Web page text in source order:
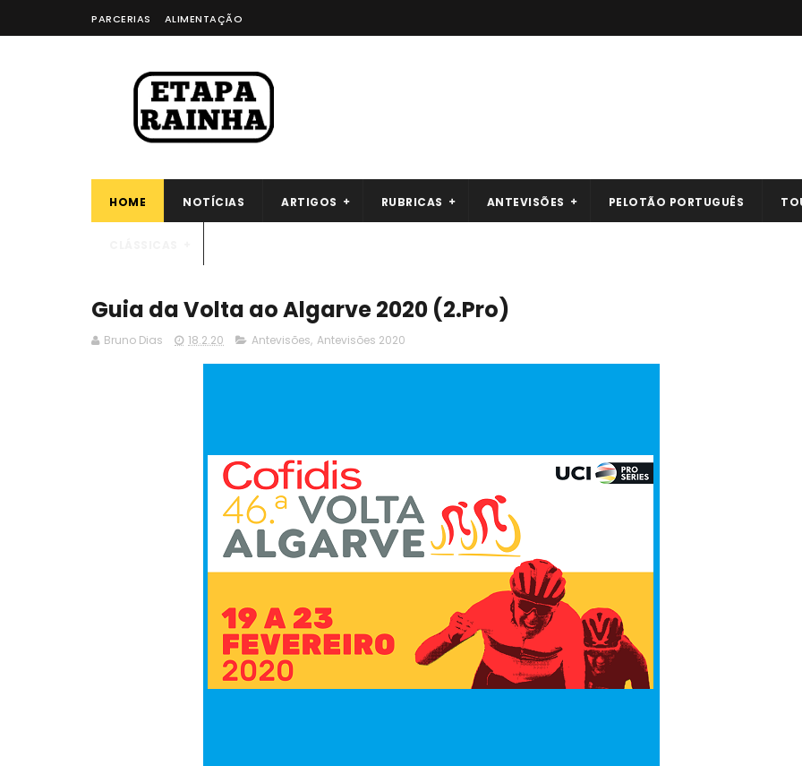
PARCERIAS ALIMENTAÇÃO
HOME NOTÍCIAS ARTIGOS RUBRICAS ANTEVISÕES PELOTÃO PORTUGUÊS
Guia da Volta ao Algarve 2020 (2.Pro)
Bruno Dias 18.2.20 Antevisões, Antevisões 2020